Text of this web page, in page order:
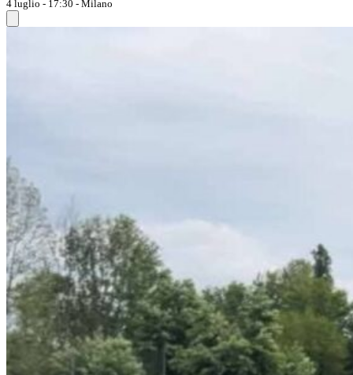
4 luglio - 17:30 - Milano